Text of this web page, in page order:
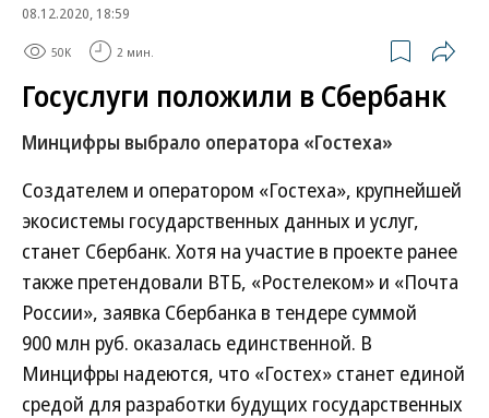
08.12.2020, 18:59
50K 2 мин.
Госуслуги положили в Сбербанк
Минцифры выбрало оператора «Гостеха»
Создателем и оператором «Гостеха», крупнейшей
экосистемы государственных данных и услуг,
станет Сбербанк. Хотя на участие в проекте ранее
также претендовали ВТБ, «Ростелеком» и «Почта
России», заявка Сбербанка в тендере суммой
900 млн руб. оказалась единственной. В
Минцифры надеются, что «Гостех» станет единой
средой для разработки будущих государственных